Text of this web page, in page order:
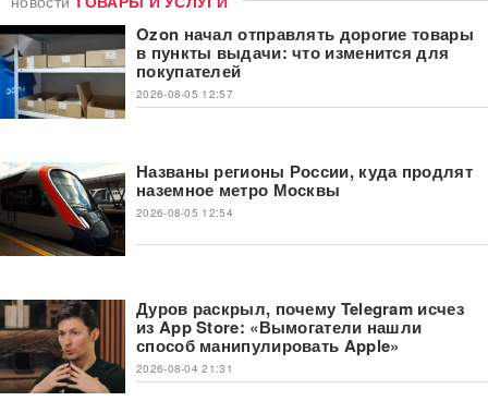
Ozon начал отправлять дорогие товары
в пункты выдачи: что изменится для
покупателей
2026-08-05 12:57
Названы регионы России, куда продлят
наземное метро Москвы
2026-08-05 12:54
Дуров раскрыл, почему Telegram исчез
из App Store: «Вымогатели нашли
способ манипулировать Apple»
2026-08-04 21:31